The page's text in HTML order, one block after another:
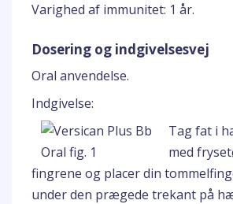
Varighed af immunitet: 1 år.
Dosering og indgivelsesvej
Oral anvendelse.
Indgivelse:
Tag fat i
med
fingrene og placer din
under den prægede trekant på